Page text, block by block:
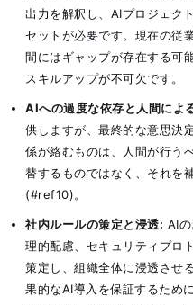
出力を解釈し、AIプロジェク
セットが必要です。現在の従
間にはギャップが存在する
スキルアップが不可欠です。
AIへの過度な依存と人間によ
供しますが、最終的な意思決
係が絡むものは、人間が行う
替するものではなく、それを
(#ref10)。
社内ルールの策定と浸透: AI
理的配慮、セキュリティプロ
策定し、組織全体に浸透させ
果的なAI導入を保証するた